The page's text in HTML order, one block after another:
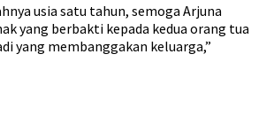
usia satu tahun, semoga Arjuna
yang berbakti kepada kedua orang tua
yang membanggakan keluarga,”